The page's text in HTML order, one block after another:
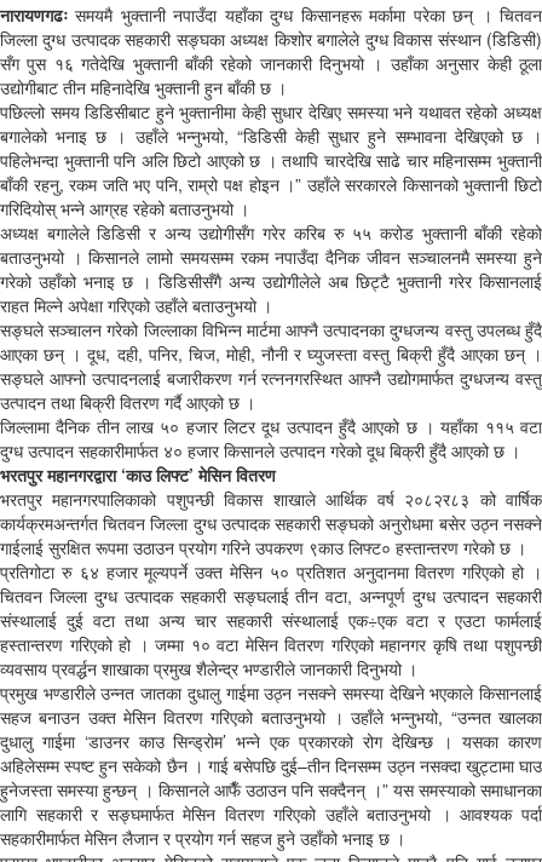
नारायणगढः समयमै भुक्तानी नपाउँदा यहाँका दुग्ध किसानहरू मर्कामा परेका छन् । चितवन
जिल्ला दुग्ध उत्पादक सहकारी सङ्घका अध्यक्ष किशोर बगालेले दुग्ध विकास संस्थान (डिडिसी)
सँग पुस १६ गतेदेखि भुक्तानी बाँकी रहेको जानकारी दिनुभयो । उहाँका अनुसार केही ठूला
उद्योगीबाट तीन महिनादेखि भुक्तानी हुन बाँकी छ ।
पछिल्लो समय डिडिसीबाट हुने भुक्तानीमा केही सुधार देखिए समस्या भने यथावत रहेको अध्यक्ष
बगालेको भनाइ छ । उहाँले भन्नुभयो, “डिडिसी केही सुधार हुने सम्भावना देखिएको छ ।
पहिलेभन्दा भुक्तानी पनि अलि छिटो आएको छ । तथापि चारदेखि साढे चार महिनासम्म भुक्तानी
बाँकी रहनु, रकम जति भए पनि, राम्रो पक्ष होइन ।” उहाँले सरकारले किसानको भुक्तानी छिटो
गरिदियोस् भन्ने आग्रह रहेको बताउनुभयो ।
अध्यक्ष बगालेले डिडिसी र अन्य उद्योगीसँग गरेर करिब रु ५५ करोड भुक्तानी बाँकी रहेको
बताउनुभयो । किसानले लामो समयसम्म रकम नपाउँदा दैनिक जीवन सञ्चालनमै समस्या हुने
गरेको उहाँको भनाइ छ । डिडिसीसँगै अन्य उद्योगीलेले अब छिट्टै भुक्तानी गरेर किसानलाई
राहत मिल्ने अपेक्षा गरिएको उहाँले बताउनुभयो ।
सङ्घले सञ्चालन गरेको जिल्लाका विभिन्न मार्टमा आफ्नै उत्पादनका दुग्धजन्य वस्तु उपलब्ध हुँदै
आएका छन् । दूध, दही, पनिर, चिज, मोही, नौनी र घ्युजस्ता वस्तु बिक्री हुँदै आएका छन् ।
सङ्घले आफ्नो उत्पादनलाई बजारीकरण गर्न रत्ननगरस्थित आफ्नै उद्योगमार्फत दुग्धजन्य वस्तु
उत्पादन तथा बिक्री वितरण गर्दै आएको छ ।
जिल्लामा दैनिक तीन लाख ५० हजार लिटर दूध उत्पादन हुँदै आएको छ । यहाँका ११५ वटा
दुग्ध उत्पादन सहकारीमार्फत ४० हजार किसानले उत्पादन गरेको दूध बिक्री हुँदै आएको छ ।
भरतपुर महानगरद्वारा ‘काउ लिफ्ट’ मेसिन वितरण
भरतपुर महानगरपालिकाको पशुपन्छी विकास शाखाले आर्थिक वर्ष २०८२र८३ को वार्षिक
कार्यक्रमअन्तर्गत चितवन जिल्ला दुग्ध उत्पादक सहकारी सङ्घको अनुरोधमा बसेर उठ्न नसक्ने
गाईलाई सुरक्षित रूपमा उठाउन प्रयोग गरिने उपकरण ९काउ लिफ्ट० हस्तान्तरण गरेको छ ।
प्रतिगोटा रु ६४ हजार मूल्यपर्ने उक्त मेसिन ५० प्रतिशत अनुदानमा वितरण गरिएको हो ।
चितवन जिल्ला दुग्ध उत्पादक सहकारी सङ्घलाई तीन वटा, अन्नपूर्ण दुग्ध उत्पादन सहकारी
संस्थालाई दुई वटा तथा अन्य चार सहकारी संस्थालाई एक÷एक वटा र एउटा फार्मलाई
हस्तान्तरण गरिएको हो । जम्मा १० वटा मेसिन वितरण गरिएको महानगर कृषि तथा पशुपन्छी
व्यवसाय प्रवर्द्धन शाखाका प्रमुख शैलेन्द्र भण्डारीले जानकारी दिनुभयो ।
प्रमुख भण्डारीले उन्नत जातका दुधालु गाईमा उठ्न नसक्ने समस्या देखिने भएकाले किसानलाई
सहज बनाउन उक्त मेसिन वितरण गरिएको बताउनुभयो । उहाँले भन्नुभयो, “उन्नत खालका
दुधालु गाईमा ‘डाउनर काउ सिन्ड्रोम’ भन्ने एक प्रकारको रोग देखिन्छ । यसका कारण
अहिलेसम्म स्पष्ट हुन सकेको छैन । गाई बसेपछि दुई–तीन दिनसम्म उठ्न नसक्दा खुट्टामा घाउ
हुनेजस्ता समस्या हुन्छन् । किसानले आफैँ उठाउन पनि सक्दैनन् ।” यस समस्याको समाधानका
लागि सहकारी र सङ्घमार्फत मेसिन वितरण गरिएको उहाँले बताउनुभयो । आवश्यक पर्दा
सहकारीमार्फत मेसिन लैजान र प्रयोग गर्न सहज हुने उहाँको भनाइ छ ।